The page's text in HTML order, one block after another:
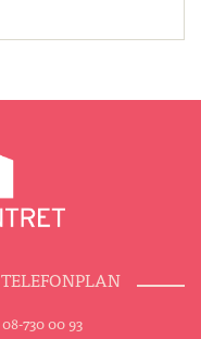
TELEFONPLAN
08-730 00 93